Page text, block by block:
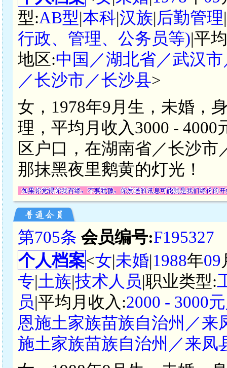
型:AB型|本科|汉族|后勤管理
行政、管理、公务员等)|平
地区:中国／湖北省／武汉
／长沙市／长沙县>
女，1978年9月生，未婚，
理，平均月收入3000 -
区户口，在湖南省／长沙
那抹黑夜里鹅黄的灯光！
第705条 会员编号:F195327
个人档案<女|未婚|1988年09
专|土族|技术人员|职业类型:
员|平均月收入:2000 - 3000
恩施土家族苗族自治州／来
施土家族苗族自治州／来凤